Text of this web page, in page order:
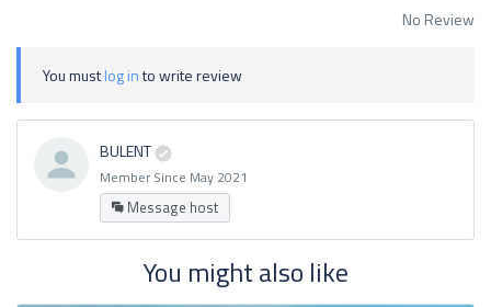
No Review
You mustlog into write review
BULENT
Member Since May 2021
Message host
You might also like